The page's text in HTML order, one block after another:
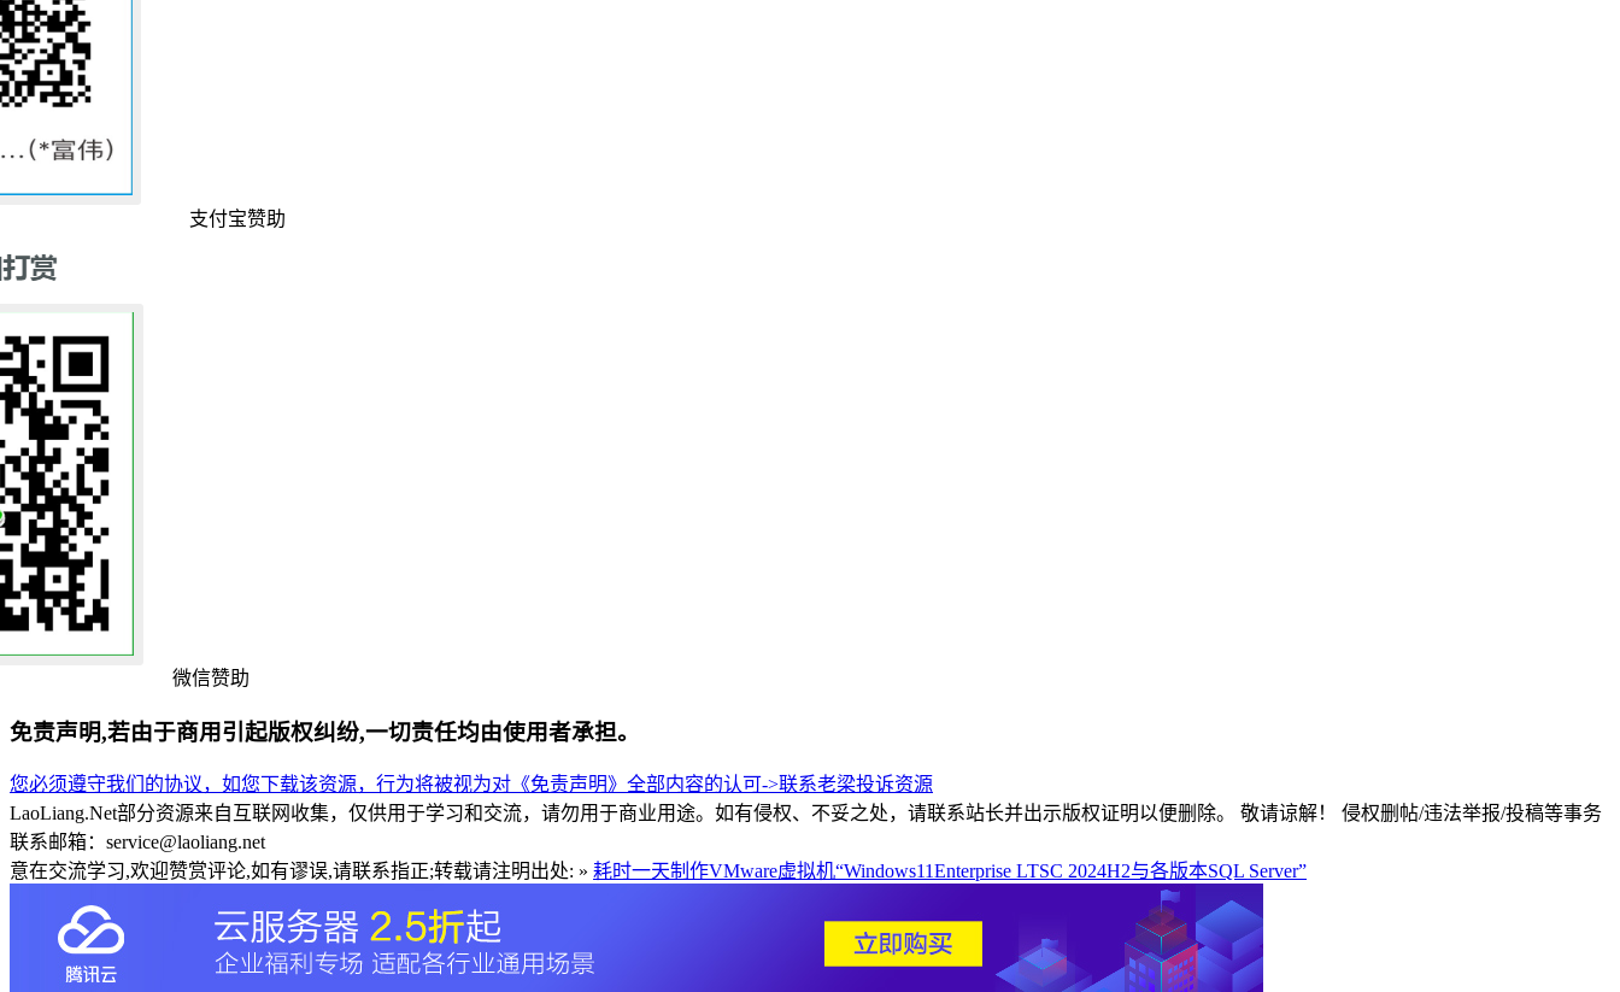
支付宝赞助
微信赞助
免责声明,若由于商用引起版权纠纷,一切责任均由使用者承担。
您必须遵守我们的协议，如您下载该资源，行为将被视为对《免责声明》全部内容的认可->联系老梁投诉资源
LaoLiang.Net部分资源来自互联网收集，仅供用于学习和交流，请勿用于商业用途。如有侵权、不妥之处，请联系站长并出示版权证明以便删除。 敬请谅解！ 侵权删帖/违法举报/投稿等事务
联系邮箱：service@laoliang.net
意在交流学习,欢迎赞赏评论,如有谬误,请联系指正;转载请注明出处: » 耗时一天制作VMware虚拟机“Windows11Enterprise LTSC 2024H2与各版本SQL Server”